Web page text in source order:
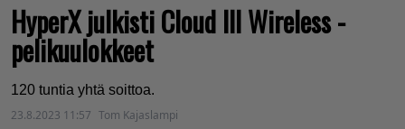
HyperX julkisti Cloud III Wireless -
pelikuulokkeet
120 tuntia yhtä soittoa.
23.8.2023 11:57 Tom Kajaslampi